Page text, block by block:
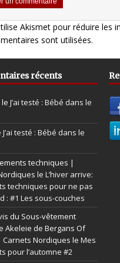
Akismet pour réduire les
sont utilisées.
récents
J’ai testé : Bébé dans le
J’ai testé : Bébé dans le
techniques |
le L’hiver arrive:
techniques pour ne pas
: #1 Les sous-couches
du Sous-vêtement
Akeleie de Bergans Of
Nordiques le Mes
pour l’automne #2